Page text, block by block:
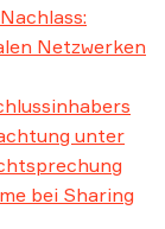
Netzwerken
unter
bei Sharing